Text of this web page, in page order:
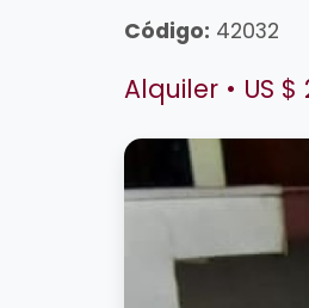
Código: 42032
Alquiler • US $